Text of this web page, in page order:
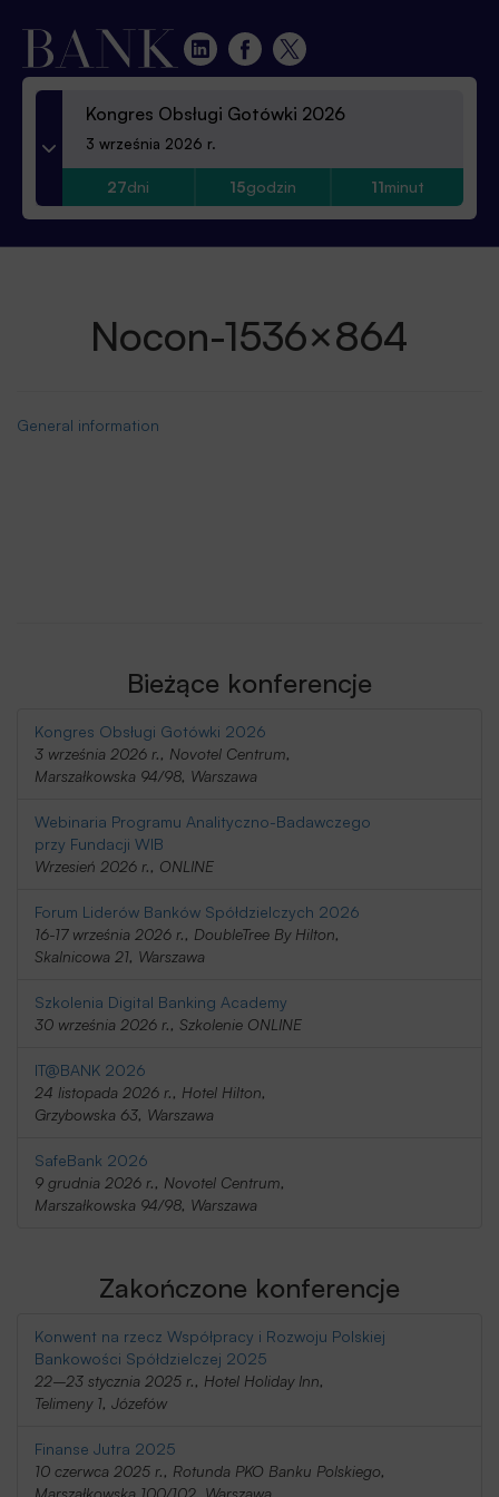
Kongres Obsługi Gotówki 2026
3 września 2026 r.
27dni 15godzin 11minut
Nocon-1536×864
General information
Bieżące konferencje
Kongres Obsługi Gotówki 2026
3 września 2026 r., Novotel Centrum,
Marszałkowska 94/98, Warszawa
Webinaria Programu Analityczno-Badawczego
przy Fundacji WIB
Wrzesień 2026 r., ONLINE
Forum Liderów Banków Spółdzielczych 2026
16-17 września 2026 r., DoubleTree By Hilton,
Skalnicowa 21, Warszawa
Szkolenia Digital Banking Academy
30 września 2026 r., Szkolenie ONLINE
IT@BANK 2026
24 listopada 2026 r., Hotel Hilton,
Grzybowska 63, Warszawa
SafeBank 2026
9 grudnia 2026 r., Novotel Centrum,
Marszałkowska 94/98, Warszawa
Zakończone konferencje
Konwent na rzecz Współpracy i Rozwoju Polskiej
Bankowości Spółdzielczej 2025
22–23 stycznia 2025 r., Hotel Holiday Inn,
Telimeny 1, Józefów
Finanse Jutra 2025
10 czerwca 2025 r., Rotunda PKO Banku Polskiego,
Marszałkowska 100/102, Warszawa